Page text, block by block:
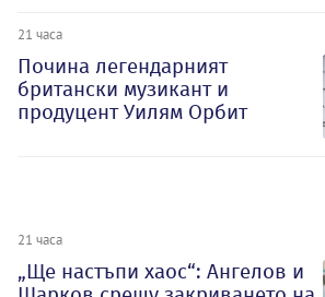
21 часа
Почина легендарният
британски музикант и
продуцент Уилям Орбит
21 часа
„Ще настъпи хаос“: Ангелов и